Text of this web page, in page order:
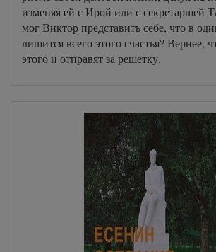
изменяя ей с Ирой или с секретаршей
мог Виктор представить себе, что в
лишится всего этого счастья? Вернее,
этого и отправят за решетку.